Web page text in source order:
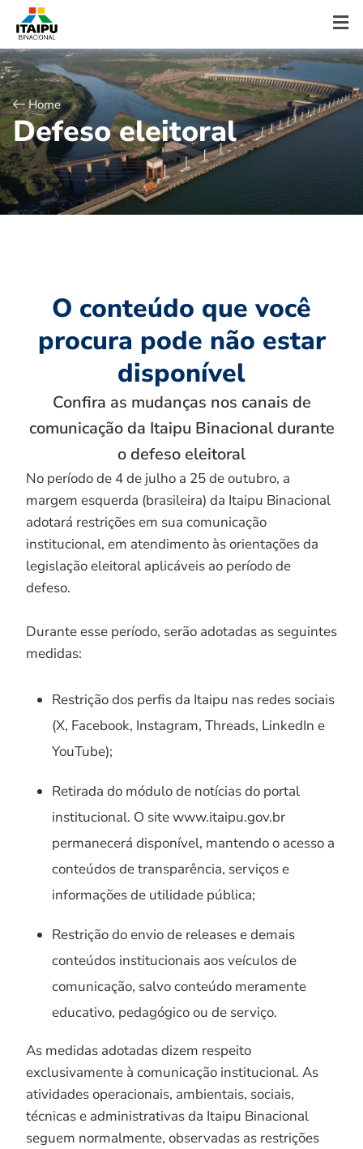
Home
Defeso eleitoral
O conteúdo que você
procura pode não estar
disponível
Confira as mudanças nos canais de
comunicação da Itaipu Binacional durante
o defeso eleitoral
No período de 4 de julho a 25 de outubro, a
margem esquerda (brasileira) da Itaipu Binacional
adotará restrições em sua comunicação
institucional, em atendimento às orientações da
legislação eleitoral aplicáveis ao período de
defeso.
Durante esse período, serão adotadas as seguintes
medidas:
Restrição dos perfis da Itaipu nas redes sociais
(X, Facebook, Instagram, Threads, LinkedIn e
YouTube);
Retirada do módulo de notícias do portal
institucional. O site www.itaipu.gov.br
permanecerá disponível, mantendo o acesso a
conteúdos de transparência, serviços e
informações de utilidade pública;
Restrição do envio de releases e demais
conteúdos institucionais aos veículos de
comunicação, salvo conteúdo meramente
educativo, pedagógico ou de serviço.
As medidas adotadas dizem respeito
exclusivamente à comunicação institucional. As
atividades operacionais, ambientais, sociais,
técnicas e administrativas da Itaipu Binacional
seguem normalmente, observadas as restrições